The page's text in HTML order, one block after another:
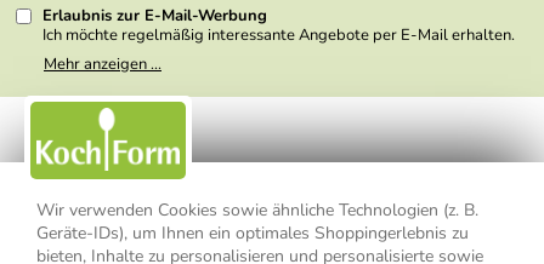
Wir verwenden Cookies sowie ähnliche Technologien (z. B.
Geräte-IDs), um Ihnen ein optimales Shoppingerlebnis zu
bieten, Inhalte zu personalisieren und personalisierte sowie
Erlaubnis zur E-Mail-Werbung
Ich möchte regelmäßig interessante Angebote per E-Mail erhalten.
Meine E-Mail-Adresse wird nicht an andere Unternehmen
weitergegeben. Zu statistischen Zwecken wird in anonymer Form
nicht erkennbar, welche konkrete Person geklickt hat. Diese
Einwilligung zur Nutzung meiner E-Mail- Adresse für Werbezwecke
kann ich jederzeit mit Wirkung für die Zukunft widerrufen, indem ich
den Link "Abmelden" am Ende des Newsletters anklicke oder die
Option Newsletter im Mitgliederbereich deaktiviere. Die
Datenschutzerklärung
habe ich zur Kenntnis genommen.
Mehr anzeigen ...
Impressum Datenschutzerklärung AGB